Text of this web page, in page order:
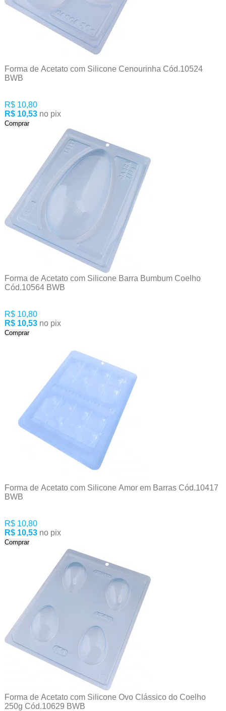
Forma de Acetato com Silicone Cenourinha Cód.10524
BWB
R$ 10,80
R$ 10,53
no pix
Comprar
Forma de Acetato com Silicone Barra Bumbum Coelho
Cód.10564 BWB
R$ 10,80
R$ 10,53
no pix
Comprar
Forma de Acetato com Silicone Amor em Barras Cód.10417
BWB
R$ 10,80
R$ 10,53
no pix
Comprar
Forma de Acetato com Silicone Ovo Clássico do Coelho
250g Cód.10629 BWB